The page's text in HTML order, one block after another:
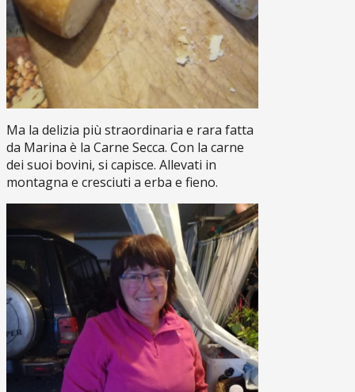
Ma la delizia più straordinaria e rara fatta
da Marina è la Carne Secca. Con la carne
dei suoi bovini, si capisce. Allevati in
montagna e cresciuti a erba e fieno.